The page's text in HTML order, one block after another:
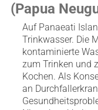
(Papua
Auf Panaeati
Trinkwasser. Die
kontaminierte
zum Trinken und
Kochen. Als
an